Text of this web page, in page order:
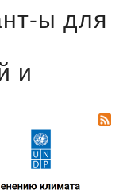
ы для
и